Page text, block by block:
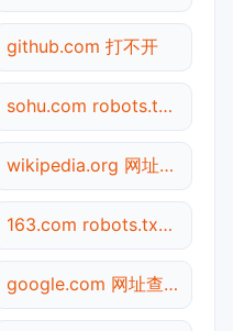
github.com 打不开
sohu.com robots.txt检测
wikipedia.org 网址查询
163.com robots.txt检测
google.com 网址查询